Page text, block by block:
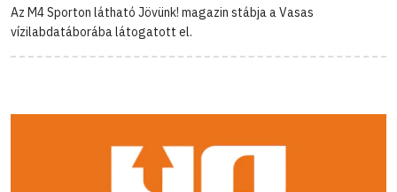
Az M4 Sporton látható Jövünk! magazin stábja a Vasas
vízilabdatáborába látogatott el.